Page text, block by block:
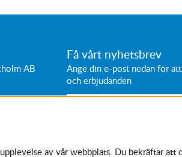
AB
Få vårt nyhetsbrev
Ange din e-post nedan för
och erbjudanden
av vår webbplats. Du bekräftar att